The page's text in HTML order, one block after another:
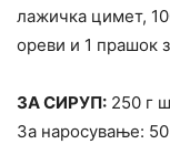
лажичка цимет,
ореви и 1 прашок
ЗА СИРУП: 250 г
За наросување: